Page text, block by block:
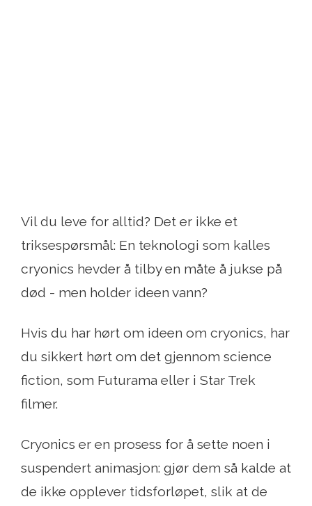
Vil du leve for alltid? Det er ikke et
triksespørsmål: En teknologi som kalles
cryonics hevder å tilby en måte å jukse på
død - men holder ideen vann?
Hvis du har hørt om ideen om cryonics, har
du sikkert hørt om det gjennom science
fiction, som Futurama eller i Star Trek
filmer.
Cryonics er en prosess for å sette noen i
suspendert animasjon: gjør dem så kalde at
de ikke opplever tidsforløpet, slik at de